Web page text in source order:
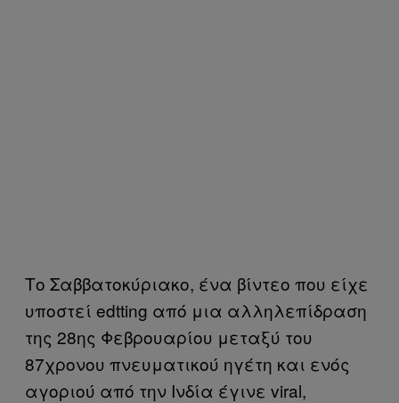
Το Σαββατοκύριακο, ένα βίντεο που είχε
υποστεί edtting από μια αλληλεπίδραση
της 28ης Φεβρουαρίου μεταξύ του
87χρονου πνευματικού ηγέτη και ενός
αγοριού από την Ινδία έγινε viral,